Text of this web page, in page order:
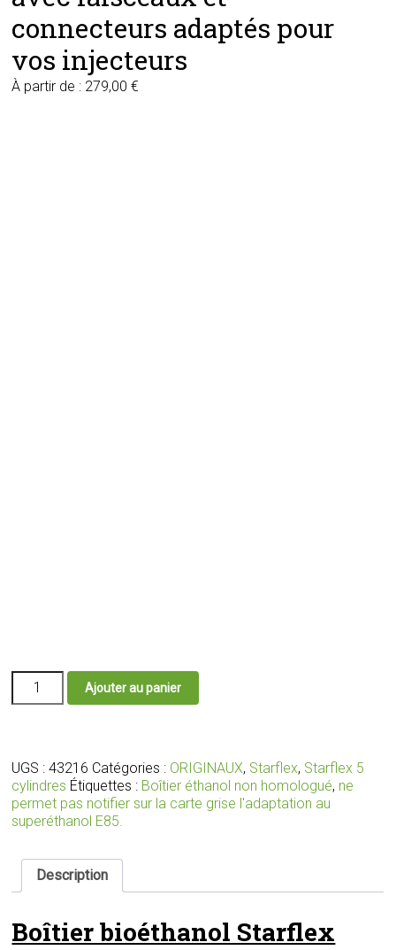
connecteurs adaptés pour
vos injecteurs
À partir de : 279,00€
quantité
Starflex
avec
faisceaux
et
adaptés
pour
vos
Ajouter au panier
UGS :43216 Catégories : ORIGINAUX, Starflex, Starflex 5
cylindres Étiquettes : Boîtier éthanol non homologué, ne
permet pas notifier sur la carte grise l'adaptation au
superéthanol E85.
Description
Boîtier bioéthanol Starflex